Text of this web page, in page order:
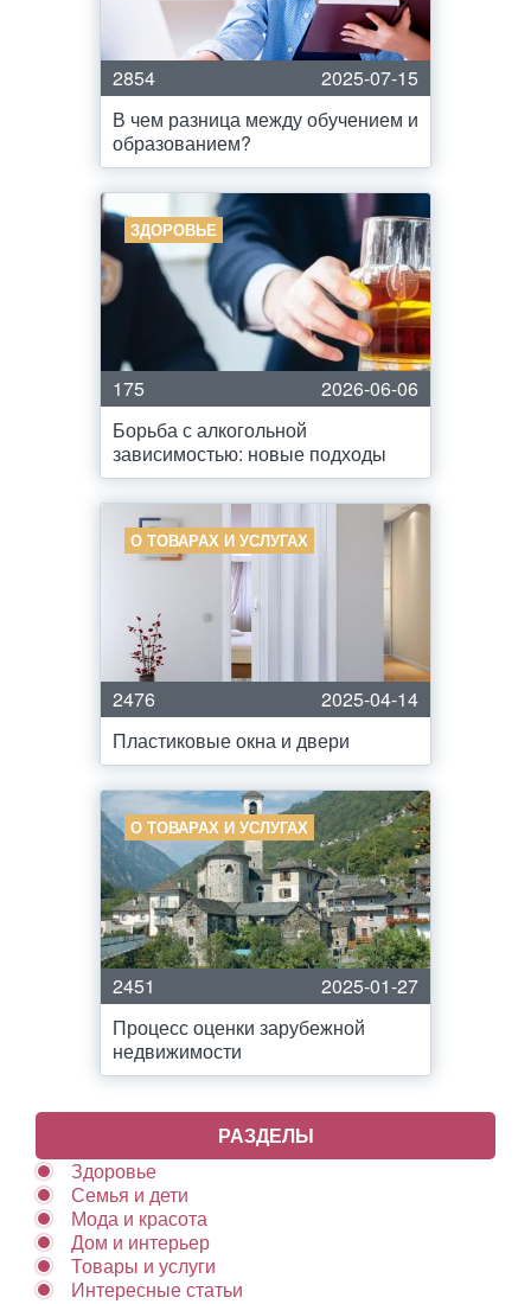
2854
2025-07-15
В чем разница между обучением и
образованием?
ЗДОРОВЬЕ
175
2026-06-06
Борьба с алкогольной
зависимостью: новые подходы
О ТОВАРАХ И УСЛУГАХ
2476
2025-04-14
Пластиковые окна и двери
О ТОВАРАХ И УСЛУГАХ
2451
2025-01-27
Процесс оценки зарубежной
недвижимости
РАЗДЕЛЫ
Здоровье
Семья и дети
Мода и красота
Дом и интерьер
Товары и услуги
Интересные статьи